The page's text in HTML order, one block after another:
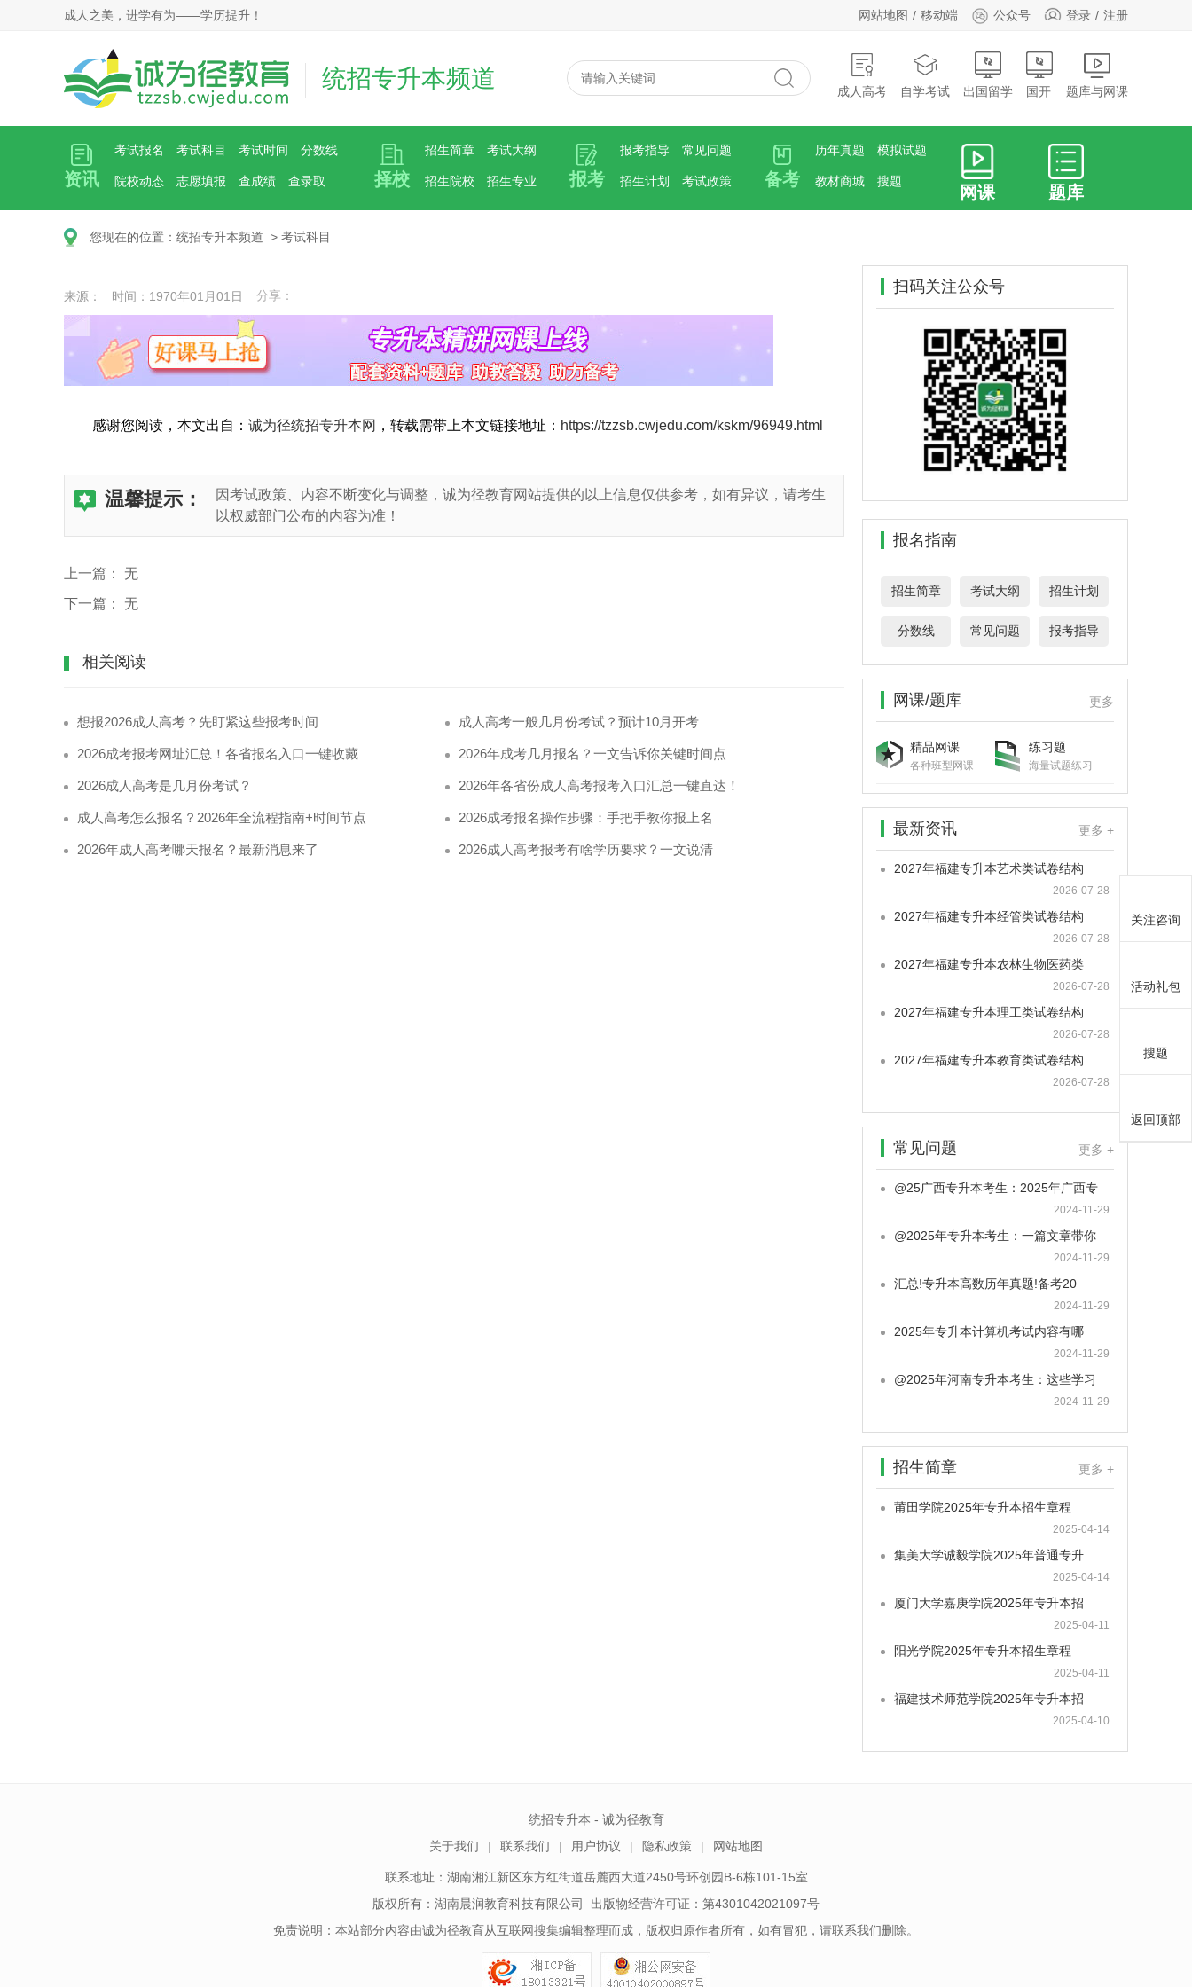
成人之美，进学有为——学历提升！ 网站地图 移动端 公众号 登录 注册
统招专升本频道 成人高考 自学考试 出国留学 国开 题库与网课
资讯
考试报名 考试科目 考试时间 分数线
院校动态 志愿填报 查成绩 查录取 择校
招生简章 考试大纲
招生院校 招生专业 报考
报考指导 常见问题
招生计划 考试政策 备考
历年真题 模拟试题
教材商城 搜题
网课 题库
您现在的位置： 统招专升本频道 > 考试科目
来源： 时间：1970年01月01日 分享：
感谢您阅读 ，本文出自： 诚为径统招专升本网 ，转载需带上本文链接地址： https://tzzsb.cwjedu.com/kskm/96949.html
温馨提示：
因考试政策、内容不断变化与调整，诚为径教育网站提供的以上信息仅供参考，如有异议，请考生
以权威部门公布的内容为准！
上一篇： 无
下一篇： 无
相关阅读
想报2026成人高考？先盯紧这些报考时间 成人高考一般几月份考试？预计10月开考
2026成考报考网址汇总！各省报名入口一键收藏 2026年成考几月报名？一文告诉你关键时间点
2026成人高考是几月份考试？ 2026年各省份成人高考报考入口汇总一键直达！
成人高考怎么报名？2026年全流程指南+时间节点 2026成考报名操作步骤：手把手教你报上名
2026年成人高考哪天报名？最新消息来了 2026成人高考报考有啥学历要求？一文说清
扫码关注公众号
报名指南
招生简章 考试大纲 招生计划
分数线 常见问题 报考指导
网课/题库 更多
精品网课
各种班型网课
练习题
海量试题练习
最新资讯 更多 +
2027年福建专升本艺术类试卷结构
2026-07-28
2027年福建专升本经管类试卷结构
2026-07-28
2027年福建专升本农林生物医药类
2026-07-28
2027年福建专升本理工类试卷结构
2026-07-28
2027年福建专升本教育类试卷结构
2026-07-28
常见问题 更多 +
@25广西专升本考生：2025年广西专
2024-11-29
@2025年专升本考生：一篇文章带你
2024-11-29
汇总!专升本高数历年真题!备考20
2024-11-29
2025年专升本计算机考试内容有哪
2024-11-29
@2025年河南专升本考生：这些学习
2024-11-29
招生简章 更多 +
莆田学院2025年专升本招生章程
2025-04-14
集美大学诚毅学院2025年普通专升
2025-04-14
厦门大学嘉庚学院2025年专升本招
2025-04-11
阳光学院2025年专升本招生章程
2025-04-11
福建技术师范学院2025年专升本招
2025-04-10
统招专升本 - 诚为径教育
关于我们
联系我们 用户协议 隐私政策 网站地图
联系地址：湖南湘江新区东方红街道岳麓西大道2450号环创园B-6栋101-15室
版权所有：湖南晨润教育科技有限公司 出版物经营许可证：第4301042021097号
免责说明：本站部分内容由诚为径教育从互联网搜集编辑整理而成，版权归原作者所有，如有冒犯，请联系我们删除。
关注咨询
活动礼包
搜题
返回顶部